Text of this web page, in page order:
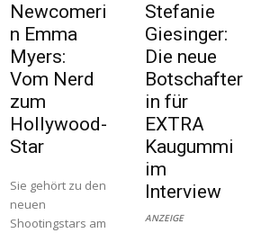
Newcomeri
n Emma
Myers:
Vom Nerd
zum
Hollywood-
Star
Sie gehört zu den
neuen
Shootingstars am
Stefanie
Giesinger:
Die neue
Botschafter
in für
EXTRA
Kaugummi
im
Interview
ANZEIGE